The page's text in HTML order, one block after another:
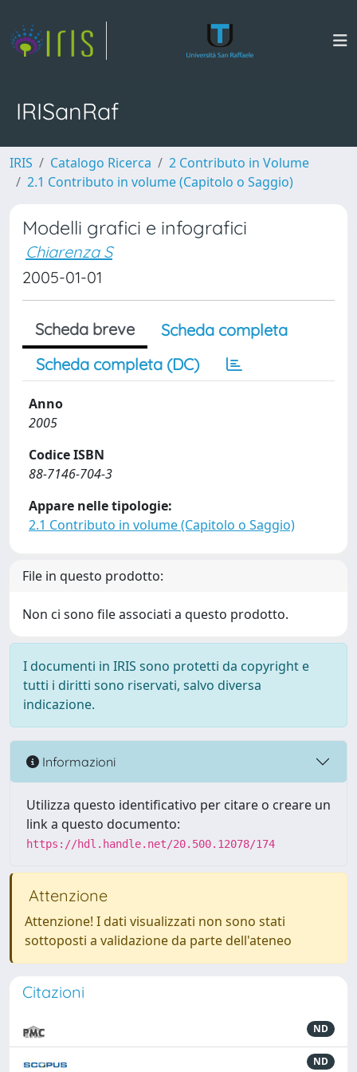
IRISanRaf
IRIS Catalogo Ricerca
2 Contributo in Volume
2.1 Contributo in volume (Capitolo o Saggio)
Modelli grafici e infografici
Chiarenza S
2005-01-01
Scheda breve
Scheda completa
Scheda completa (DC)
Anno
2005
Codice ISBN
88-7146-704-3
Appare nelle tipologie:
2.1 Contributo in volume (Capitolo o Saggio)
File in questo prodotto:
Non ci sono file associati a questo prodotto.
I documenti in IRIS sono protetti da copyright e
tutti i diritti sono riservati, salvo diversa
indicazione.
Informazioni
Utilizza questo identificativo per citare o creare un
link a questo documento:
https://hdl.handle.net/20.500.12078/174
Attenzione
Attenzione! I dati visualizzati non sono stati
sottoposti a validazione da parte dell'ateneo
Citazioni
ND
ND